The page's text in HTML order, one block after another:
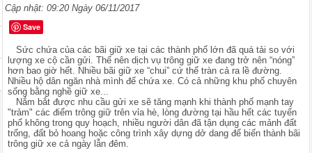
Cập nhật: 09:20 Ngày 06/11/2017
Save
Sức chứa của các bãi giữ xe tại các thành phố lớn đã quá tải so với
lượng xe cộ cần gửi. Thế nên dịch vụ trông giữ xe đang trở nên “nóng”
hơn bao giờ hết. Nhiều bãi giữ xe “chui” cứ thế tràn cả ra lề đường.
Nhiều hộ dân ngăn nhà mình để chứa xe. Có cả những khu phố chuyên
sống bằng nghề giữ xe...
Nắm bắt được nhu cầu gửi xe sẽ tăng mạnh khi thành phố mạnh tay
"trảm" các điểm trông giữ trên vỉa hè, lòng đường tại hầu hết các tuyến
phố không trong quy hoạch, nhiều người dân đã tận dụng các mảnh đất
trống, đất bỏ hoang hoặc công trình xây dựng dở dang để biến thành bãi
trông giữ xe cả ngày lẫn đêm.